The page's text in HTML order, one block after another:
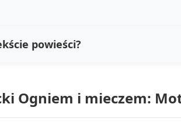
powieści?
Ogniem i mieczem: